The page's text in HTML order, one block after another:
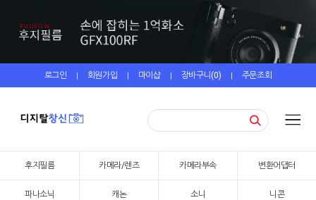
로그인 | 회원가입 | 마이샵 | 장바구니(0) | 주문조회
후지필름 카메라/렌즈 카메라부속 변환어댑터
파나소닉 캐논 소니 니콘